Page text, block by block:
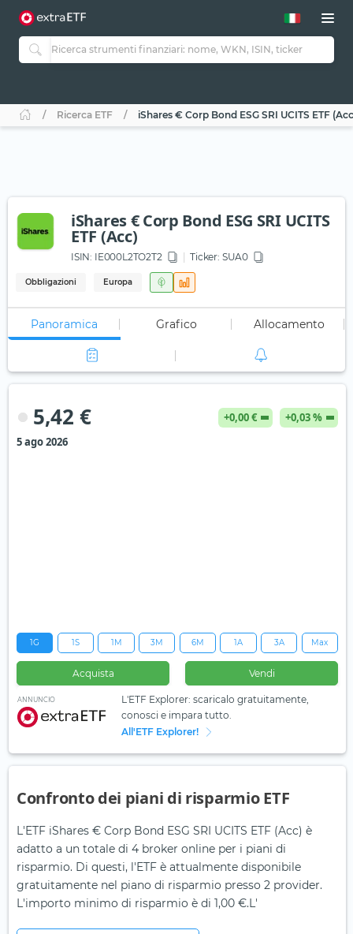
Ricerca ETF iShares € Corp Bond ESG SRI UCITS ETF
iShares € Corp Bond ESG SRI UCITS
ETF (Acc)
ISIN: IE000L2TO2T2 Ticker: SUA0
Obbligazioni Europa
Panoramica Grafico Allocamento
5,42 € +0,00 €
+0,03 %
5 ago 2026
1G 1S 1M 3M 6M 1A 3A Max
Acquista Vendi
ANNUNCIO
L'ETF Explorer: scaricalo gratuitamente,
conosci e impara tutto.
All'ETF Explorer!
Confronto dei piani di risparmio ETF
L'ETF iShares € Corp Bond ESG SRI UCITS ETF (Acc) è
adatto a un totale di 4 broker online per i piani di
risparmio. Di questi, l'ETF è attualmente disponibile
gratuitamente nel piano di risparmio presso 2 provider.
L'importo minimo di risparmio è di 1,00 €.L'